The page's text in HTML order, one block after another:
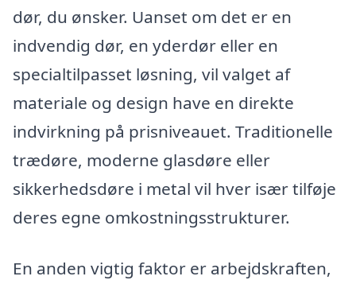
dør, du ønsker. Uanset om det er en
indvendig dør, en yderdør eller en
specialtilpasset løsning, vil valget af
materiale og design have en direkte
indvirkning på prisniveauet. Traditionelle
trædøre, moderne glasdøre eller
sikkerhedsdøre i metal vil hver især tilføje
deres egne omkostningsstrukturer.
En anden vigtig faktor er arbejdskraften,